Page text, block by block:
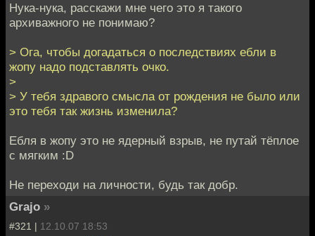
Нука-нука, расскажи мне чего это я такого
архиважного не понимаю?
> Ога, чтобы догадаться о последствиях ебли в
жопу надо подставлять очко.
>
> У тебя здравого смысла от рождения не было или
это тебя так жизнь изменила?
Ебля в жопу это не ядерный взрыв, не путай тёплое
с мягким :D
Не переходи на личности, будь так добр.
Grajo »
#321 | 12.10.07 18:53